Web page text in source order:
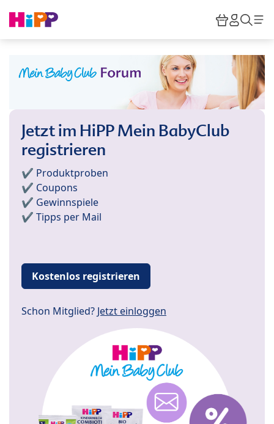
HiPP
Jetzt im HiPP Mein BabyClub
registrieren
✔️ Produktproben
✔️ Coupons
✔️ Gewinnspiele
✔️ Tipps per Mail
Kostenlos registrieren
Schon Mitglied? Jetzt einloggen